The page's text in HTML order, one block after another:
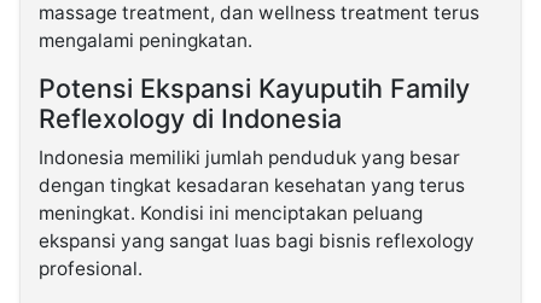
massage treatment, dan wellness treatment terus
mengalami peningkatan.
Potensi Ekspansi Kayuputih Family
Reflexology di Indonesia
Indonesia memiliki jumlah penduduk yang besar
dengan tingkat kesadaran kesehatan yang terus
meningkat. Kondisi ini menciptakan peluang
ekspansi yang sangat luas bagi bisnis reflexology
profesional.